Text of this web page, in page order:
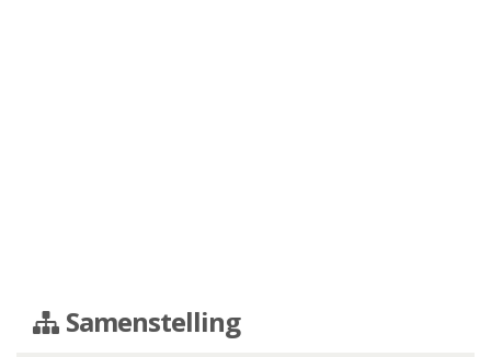
Samenstelling